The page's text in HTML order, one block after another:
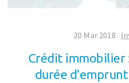
20 Mar 2018
Crédit immobilier
durée